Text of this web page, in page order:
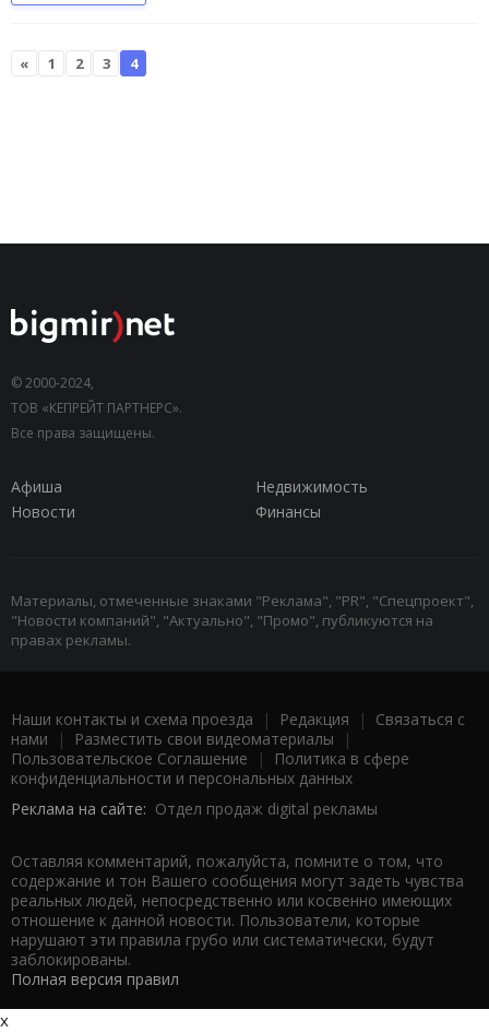
« 1 2 3 4
© 2000-2024,
ТОВ «КЕПРЕЙТ ПАРТНЕРС».
Все права защищены.
Афиша
Недвижимость
Новости
Финансы
Материалы, отмеченные знаками "Реклама", "PR", "Спецпроект",
"Новости компаний", "Актуально", "Промо", публикуются на
правах рекламы.
Наши контакты и схема проезда | Редакция | Связаться с
нами | Разместить свои видеоматериалы |
Пользовательское Соглашение |
Политика в сфере
конфиденциальности и персональных данных
Реклама на сайте: Отдел продаж digital рекламы
Оставляя комментарий, пожалуйста, помните о том, что
содержание и тон Вашего сообщения могут задеть чувства
реальных людей, непосредственно или косвенно имеющих
отношение к данной новости. Пользователи, которые
нарушают эти правила грубо или систематически, будут
заблокированы.
Полная версия правил
x